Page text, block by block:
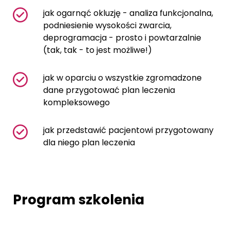
jak ogarnąć okluzję - analiza funkcjonalna,
podniesienie wysokości zwarcia,
deprogramacja - prosto i powtarzalnie
(tak, tak - to jest możliwe!)
jak w oparciu o wszystkie zgromadzone
dane przygotować plan leczenia
kompleksowego
jak przedstawić pacjentowi przygotowany
dla niego plan leczenia
Program szkolenia